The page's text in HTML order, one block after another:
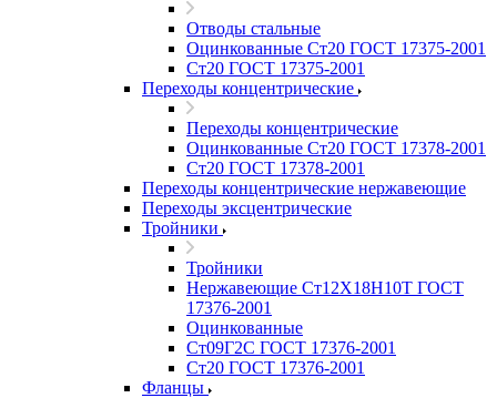
Отводы стальные
Оцинкованные Ст20 ГОСТ 17375-2001
Ст20 ГОСТ 17375-2001
Переходы концентрические
Переходы концентрические
Оцинкованные Ст20 ГОСТ 17378-2001
Ст20 ГОСТ 17378-2001
Переходы концентрические нержавеющие
Переходы эксцентрические
Тройники
Тройники
Нержавеющие Ст12Х18Н10Т ГОСТ
17376-2001
Оцинкованные
Ст09Г2С ГОСТ 17376-2001
Ст20 ГОСТ 17376-2001
Фланцы